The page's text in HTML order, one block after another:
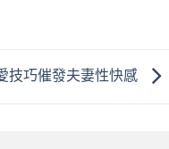
技巧催發夫妻性快感